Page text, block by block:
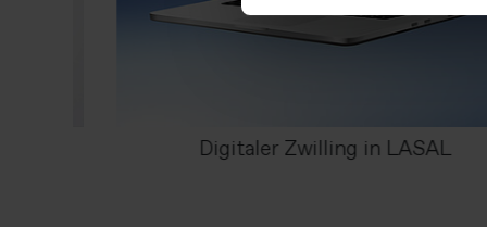
Digitaler Zwilling in LASAL